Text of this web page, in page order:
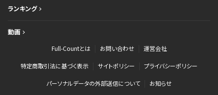
ランキング
動画
Full-Countとは お問い合わせ 運営会社
特定商取引法に基づく表示 サイトポリシー プライバシーポリシー
パーソナルデータの外部送信について お知らせ